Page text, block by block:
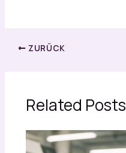
ZURÜCK
Related Posts